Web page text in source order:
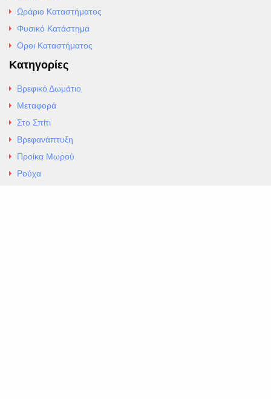
Ωράριο Καταστήματος
Φυσικό Κατάστημα
Οροι Καταστήματος
Κατηγορίες
Βρεφικό Δωμάτιο
Μεταφορά
Στο Σπίτι
Βρεφανάπτυξη
Προίκα Μωρού
Ρούχα